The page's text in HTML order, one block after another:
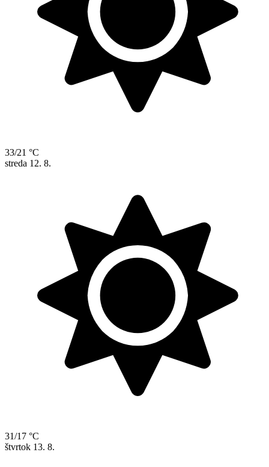
33/21 °C
streda 12. 8.
31/17 °C
štvrtok 13. 8.